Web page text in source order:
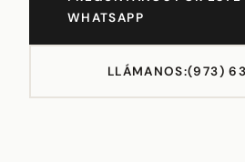
WHATSAPP
LLÁMANOS:(973)